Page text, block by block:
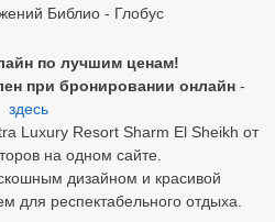
Библио - Глобус
по лучшим ценам!
при бронировании онлайн -
здесь
Luxury Resort Sharm El Sheikh от
на одном сайте.
дизайном и красивой
для респектабельного отдыха.